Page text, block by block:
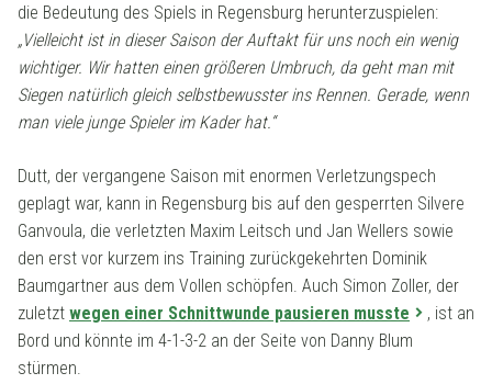
die Bedeutung des Spiels in Regensburg herunterzuspielen:
„Vielleicht ist in dieser Saison der Auftakt für uns noch ein wenig
wichtiger. Wir hatten einen größeren Umbruch, da geht man mit
Siegen natürlich gleich selbstbewusster ins Rennen. Gerade, wenn
man viele junge Spieler im Kader hat.“
Dutt, der vergangene Saison mit enormen Verletzungspech
geplagt war, kann in Regensburg bis auf den gesperrten Silvere
Ganvoula, die verletzten Maxim Leitsch und Jan Wellers sowie
den erst vor kurzem ins Training zurückgekehrten Dominik
Baumgartner aus dem Vollen schöpfen. Auch Simon Zoller, der
zuletzt wegen einer Schnittwunde pausieren musste
, ist an
Bord und könnte im 4-1-3-2 an der Seite von Danny Blum
stürmen.